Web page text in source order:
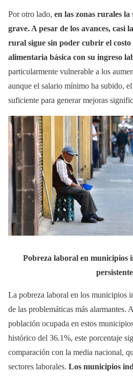
Por otro lado, en las zonas rurales la
grave. A pesar de los avances, casi
rural sigue sin poder cubrir el costo
alimentaria básica con su ingreso
particularmente vulnerable a los
aunque el salario mínimo ha subido,
suficiente para generar mejoras
Pobreza laboral en municipios
persistente
La pobreza laboral en los municipios
de las problemáticas más alarmantes.
población ocupada en estos
histórico del 36.1%, este porcentaje
comparación con la media nacional,
sectores laborales. Los municipios